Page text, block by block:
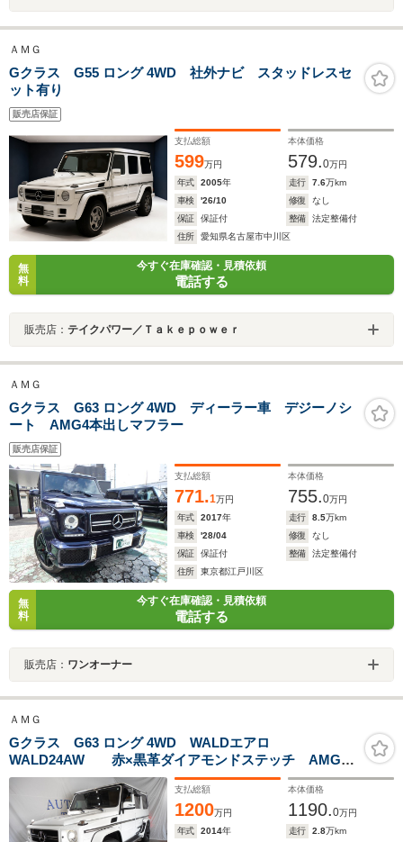
ＡＭＧ
Gクラス G55 ロング 4WD 社外ナビ スタッドレスセ
ット有り
販売店保証
支払総額
599万円
本体価格
579.0万円
年式
2005年 走行 7.6万km
車検
'26/10 修復
なし
保証
保証付 整備
法定整備付
住所
愛知県名古屋市中川区
無
料
今すぐ在庫確認・見積依頼
電話する
販売店： テイクパワー／Ｔａｋｅｐｏｗｅｒ
ＡＭＧ
Gクラス G63 ロング 4WD ディーラー車 デジーノシ
ート AMG4本出しマフラー
販売店保証
支払総額
771.1万円
本体価格
755.0万円
年式
2017年 走行 8.5万km
車検
'28/04 修復
なし
保証
保証付 整備
法定整備付
住所
東京都江戸川区
無
料
今すぐ在庫確認・見積依頼
電話する
販売店： ワンオーナー
ＡＭＧ
Gクラス G63 ロング 4WD WALDエアロ
WALD24AW 赤×黒革ダイアモンドステッチ AMGレ
ッドキャリパー 前席左右ランバーサポート機能 純正
ナビ地デジ ドラレコ レーダー 左右シートH&ベンチ
レーター Pセンサー
支払総額
1200万円
本体価格
1190.0万円
年式
2014年 走行 2.8万km